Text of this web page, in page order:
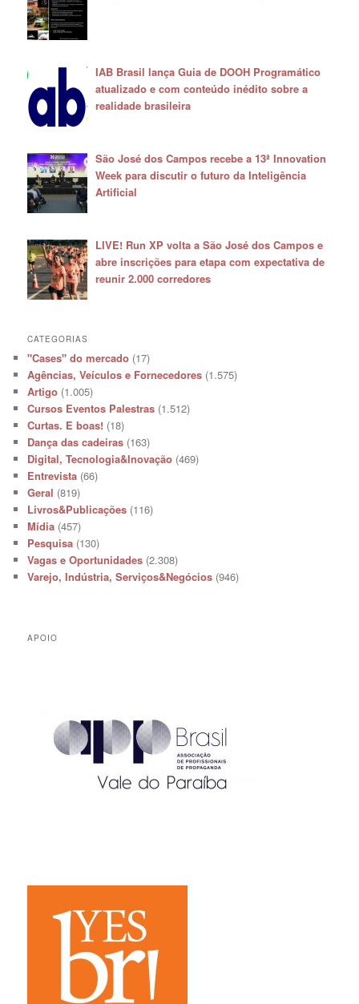
IAB Brasil lança Guia de DOOH Programático
atualizado e com conteúdo inédito sobre a
realidade brasileira
São José dos Campos recebe a 13ª Innovation
Week para discutir o futuro da Inteligência
Artificial
LIVE! Run XP volta a São José dos Campos e
abre inscrições para etapa com expectativa de
reunir 2.000 corredores
CATEGORIAS
"Cases" do mercado (17)
Agências, Veículos e Fornecedores (1.575)
Artigo (1.005)
Cursos Eventos Palestras (1.512)
Curtas. E boas! (18)
Dança das cadeiras (163)
Digital, Tecnologia&Inovação (469)
Entrevista (66)
Geral (819)
Livros&Publicações (116)
Mídia (457)
Pesquisa (130)
Vagas e Oportunidades (2.308)
Varejo, Indústria, Serviços&Negócios (946)
APOIO